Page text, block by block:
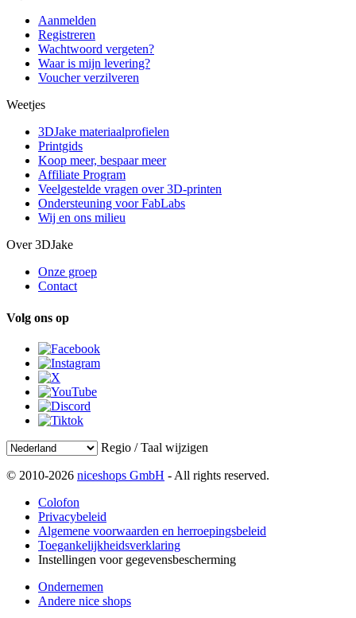
Aanmelden
Registreren
Wachtwoord vergeten?
Waar is mijn levering?
Voucher verzilveren
Weetjes
3DJake materiaalprofielen
Printgids
Koop meer, bespaar meer
Affiliate Program
Veelgestelde vragen over 3D-printen
Ondersteuning voor FabLabs
Wij en ons milieu
Over 3DJake
Onze groep
Contact
Volg ons op
Regio / Taal wijzigen
© 2010-2026 niceshops GmbH - All rights reserved.
Colofon
Privacybeleid
Algemene voorwaarden en herroepingsbeleid
Toegankelijkheidsverklaring
Instellingen voor gegevensbescherming
Ondernemen
Andere nice shops